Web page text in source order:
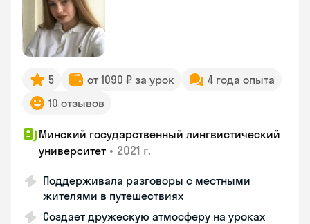
5 от 1090 ₽ за урок
4 года опыта
10 отзывов
Минский государственный лингвистический
университет • 2021 г.
Поддерживала разговоры с местными
жителями в путешествиях
Создает дружескую атмосферу на уроках